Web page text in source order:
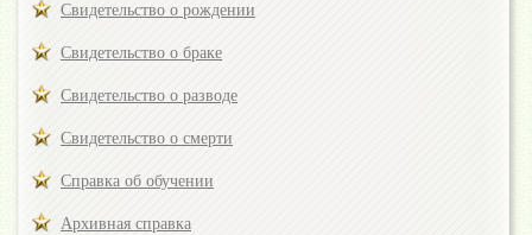
Свидетельство о рождении
Свидетельство о браке
Свидетельство о разводе
Свидетельство о смерти
Справка об обучении
Архивная справка